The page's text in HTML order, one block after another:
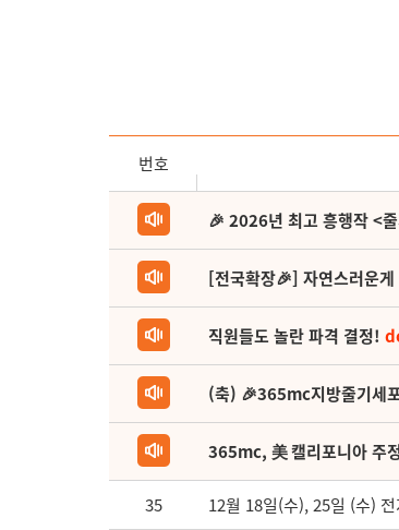
번호
🎉 2026년 최고 흥행작 <
[전국확장🎉] 자연스러운
직원들도 놀란 파격 결정!
(축) 🎉365mc지방줄기세
365mc, 美 캘리포니아 주
35 12월 18일(수), 25일 (수)